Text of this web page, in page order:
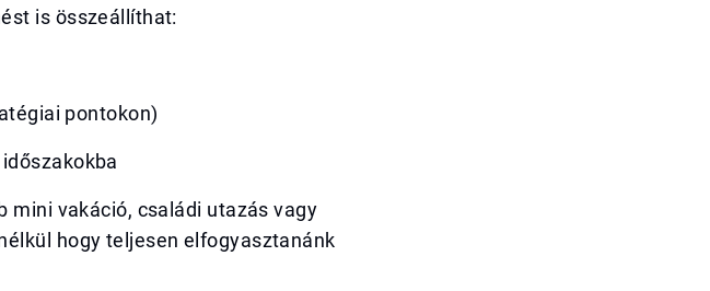
is összeállíthat:
pontokon)
mini vakáció, családi utazás vagy
hogy teljesen elfogyasztanánk